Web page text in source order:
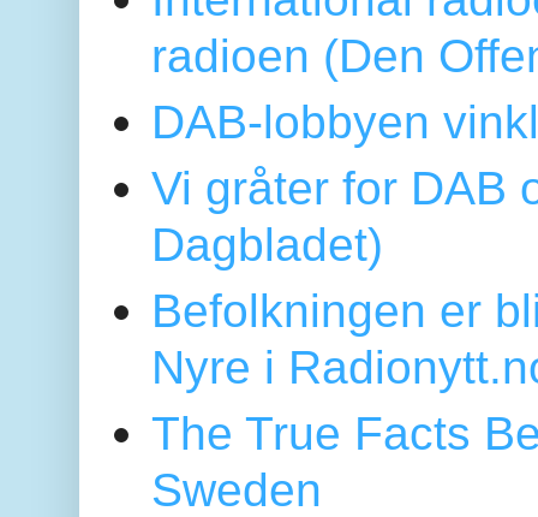
radioen (Den
DAB-lobbyen
Vi gråter for DAB
Dagbladet)
Befolkningen er
Nyre i
The True Facts
Sweden